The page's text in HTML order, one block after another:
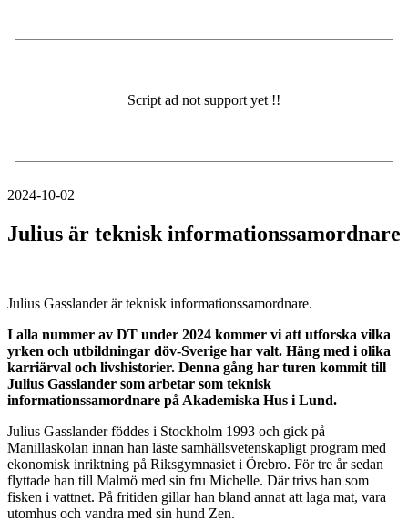
2024-10-02
Julius är teknisk informationssamordnare
Julius Gasslander är teknisk informationssamordnare.
I alla nummer av DT under 2024 kommer vi att utforska vilka
yrken och utbildningar döv-Sverige har valt. Häng med i olika
karriärval och livshistorier. Denna gång har turen kommit till
Julius Gasslander som arbetar som teknisk
informationssamordnare på Akademiska Hus i Lund.
Julius Gasslander föddes i Stockholm 1993 och gick på
Manillaskolan innan han läste samhällsvetenskapligt program med
ekonomisk inriktning på Riksgymnasiet i Örebro. För tre år sedan
flyttade han till Malmö med sin fru Michelle. Där trivs han som
fisken i vattnet. På fritiden gillar han bland annat att laga mat, vara
utomhus och vandra med sin hund Zen.